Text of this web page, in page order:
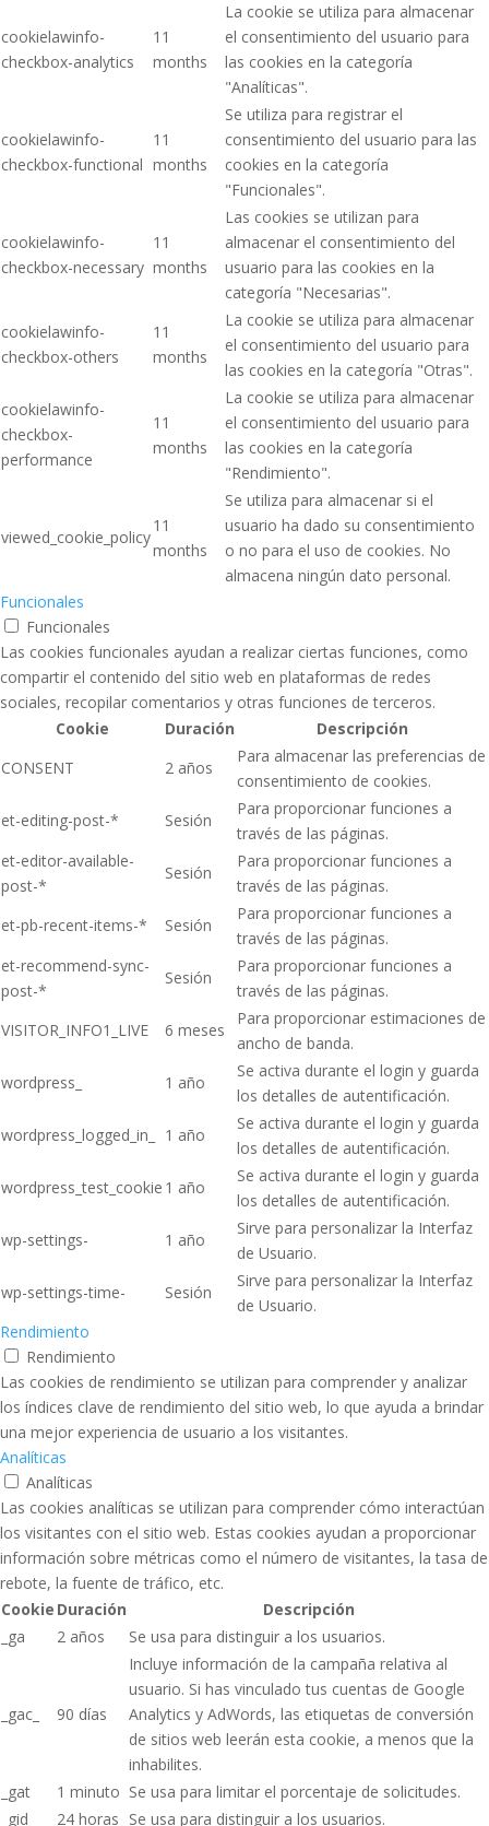
cookielawinfo-
checkbox-analytics
11
months
La cookie se utiliza para almacenar
el consentimiento del usuario para
las cookies en la categoría
"Analíticas".
cookielawinfo-
checkbox-functional
11
months
Se utiliza para registrar el
consentimiento del usuario para las
cookies en la categoría
"Funcionales".
cookielawinfo-
checkbox-necessary
11
months
Las cookies se utilizan para
almacenar el consentimiento del
usuario para las cookies en la
categoría "Necesarias".
cookielawinfo-
checkbox-others
11
months
La cookie se utiliza para almacenar
el consentimiento del usuario para
las cookies en la categoría "Otras".
cookielawinfo-
checkbox-
performance
11
months
La cookie se utiliza para almacenar
el consentimiento del usuario para
las cookies en la categoría
"Rendimiento".
viewed_cookie_policy
11
months
Se utiliza para almacenar si el
usuario ha dado su consentimiento
o no para el uso de cookies. No
almacena ningún dato personal.
Funcionales
Funcionales
Las cookies funcionales ayudan a realizar ciertas funciones, como
compartir el contenido del sitio web en plataformas de redes
sociales, recopilar comentarios y otras funciones de terceros.
Cookie
Duración
Descripción
CONSENT
2 años
Para almacenar las preferencias de
consentimiento de cookies.
et-editing-post-*
Sesión
Para proporcionar funciones a
través de las páginas.
et-editor-available-
post-*
Sesión
Para proporcionar funciones a
través de las páginas.
et-pb-recent-items-*
Sesión
Para proporcionar funciones a
través de las páginas.
et-recommend-sync-
post-*
Sesión
Para proporcionar funciones a
través de las páginas.
VISITOR_INFO1_LIVE
6 meses
Para proporcionar estimaciones de
ancho de banda.
wordpress_
1 año
Se activa durante el login y guarda
los detalles de autentificación.
wordpress_logged_in_
1 año
Se activa durante el login y guarda
los detalles de autentificación.
wordpress_test_cookie 1 año
Se activa durante el login y guarda
los detalles de autentificación.
wp-settings-
1 año
Sirve para personalizar la Interfaz
de Usuario.
wp-settings-time-
Sesión
Sirve para personalizar la Interfaz
de Usuario.
Rendimiento
Rendimiento
Las cookies de rendimiento se utilizan para comprender y analizar
los índices clave de rendimiento del sitio web, lo que ayuda a brindar
una mejor experiencia de usuario a los visitantes.
Analíticas
Analíticas
Las cookies analíticas se utilizan para comprender cómo interactúan
los visitantes con el sitio web. Estas cookies ayudan a proporcionar
información sobre métricas como el número de visitantes, la tasa de
rebote, la fuente de tráfico, etc.
Cookie Duración
Descripción
_ga
2 años Se usa para distinguir a los usuarios.
_gac_ 90 días
Incluye información de la campaña relativa al
usuario. Si has vinculado tus cuentas de Google
Analytics y AdWords, las etiquetas de conversión
de sitios web leerán esta cookie, a menos que la
inhabilites.
_gat
1 minuto Se usa para limitar el porcentaje de solicitudes.
_gid
24 horas Se usa para distinguir a los usuarios.